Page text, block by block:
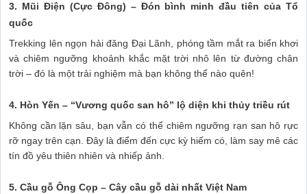
3. Mũi Điện (Cực Đông) – Đón bình minh đầu tiên của Tổ
quốc
Trekking lên ngọn hải đăng Đại Lãnh, phóng tầm mắt ra biển khơi
và chiêm ngưỡng khoảnh khắc mặt trời nhô lên từ đường chân
trời – đó là một trải nghiệm mà bạn không thể nào quên!
4. Hòn Yến – “Vương quốc san hô” lộ diện khi thủy triều rút
Không cần lặn sâu, bạn vẫn có thể chiêm ngưỡng rạn san hô rực
rỡ ngay trên cạn. Đây là điểm đến cực kỳ hiếm có, làm say mê các
tín đồ yêu thiên nhiên và nhiếp ảnh.
5. Cầu gỗ Ông Cọp – Cây cầu gỗ dài nhất Việt Nam